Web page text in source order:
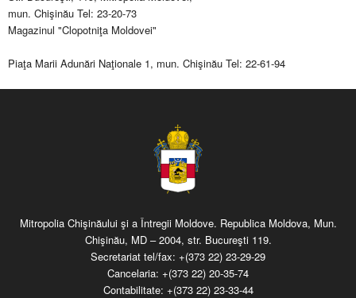
mun. Chişinău Tel: 23-20-73
Magazinul "Clopotniţa Moldovei"
Piaţa Marii Adunări Naţionale 1, mun. Chişinău Tel: 22-61-94
Mitropolia Chişinăului şi a Întregii Moldove. Republica Moldova, Mun.
Chişinău, MD – 2004, str. Bucureşti 119.
Secretariat tel/fax: +(373 22) 23-29-29
Cancelaria: +(373 22) 20-35-74
Contabilitate: +(373 22) 23-33-44